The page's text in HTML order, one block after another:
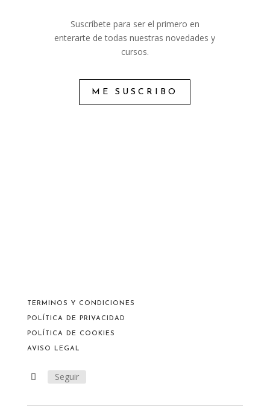
Suscríbete para ser el primero en
enterarte de todas nuestras novedades y
cursos.
ME SUSCRIBO
TERMINOS Y CONDICIONES
POLÍTICA DE PRIVACIDAD
POLÍTICA DE COOKIES
AVISO LEGAL
Seguir